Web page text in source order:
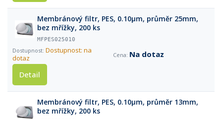
Membránový filtr, PES, 0.10µm, průměr 25mm,
bez mřížky, 200 ks
MFPES025010
Dostupnost: na
dotaz
Na dotaz
Detail
Membránový filtr, PES, 0.10µm, průměr 13mm,
bez mřížky, 200 ks